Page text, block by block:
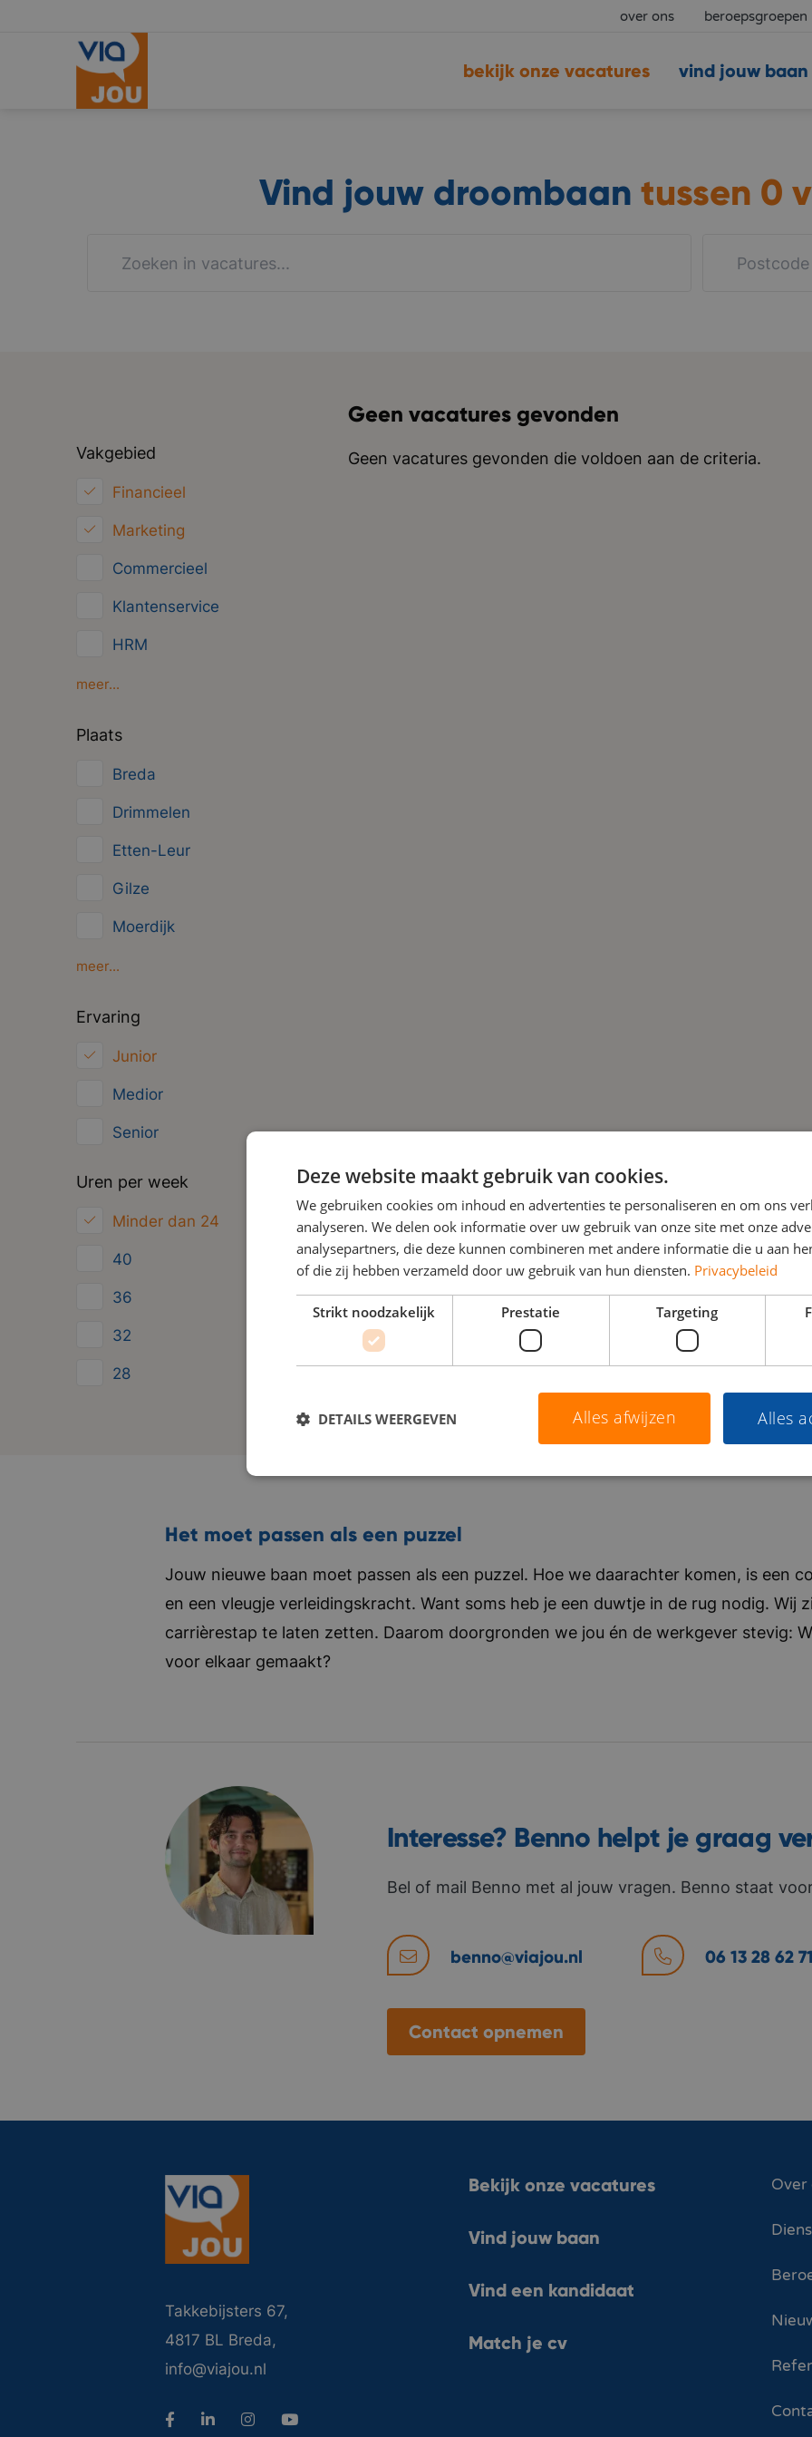
over ons beroepsgroepen
vind jouw baan
bekijk onze vacatures
Vind jouw droombaan tussen 0
Vakgebied
Financieel
Marketing
Commercieel
Klantenservice
HRM
Inkoop/Logistiek
meer...
Plaats
Breda
Drimmelen
Etten-Leur
Gilze
Moerdijk
Oosterhout
meer...
Ervaring
Junior
Medior
Senior
Uren per week
Minder dan 24
40
36
32
28
Geen vacatures gevonden
Geen vacatures gevonden die voldoen aan de criteria.
Het moet passen als een puzzel
Jouw nieuwe baan moet passen als een puzzel. Hoe we daarachter komen, is een
en een vleugje verleidingskracht. Want soms heb je een duwtje in de rug nodig. Wij
carrièrestap te laten zetten. Daarom doorgronden we jou én de werkgever stevig:
voor elkaar gemaakt?
Interesse? Benno helpt je graag
Bel of mail Benno met al jouw vragen. Benno staat
benno@viajou.nl 06 13 28 62 71
Contact opnemen
Takkebijsters 67,
4817 BL Breda,
info@viajou.nl
Bekijk onze vacatures
Vind jouw baan
Vind een kandidaat
Match je cv
Over
Deze website maakt gebruik van cookies.
We gebruiken cookies om inhoud en advertenties te personaliseren en om ons
analyseren. We delen ook informatie over uw gebruik van onze site met onze
analysepartners, die deze kunnen combineren met andere informatie die u aan
of die zij hebben verzameld door uw gebruik van hun diensten. Privacybeleid
Strikt noodzakelijk Prestatie Targeting
Alles
Alles afwijzen
DETAILS WEERGEVEN